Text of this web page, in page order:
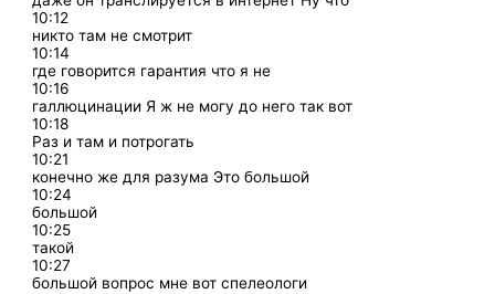
10:12
никто там не смотрит
10:14
где говорится гарантия что я не
10:16
галлюцинации Я ж не могу до него так вот
10:18
Раз и там и потрогать
10:21
конечно же для разума Это большой
10:24
большой
10:25
такой
10:27
большой вопрос мне вот спелеологи